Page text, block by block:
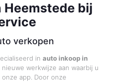
bij
verkopen
in auto inkoop in
werkwijze aan waarbij u
app. Door onze